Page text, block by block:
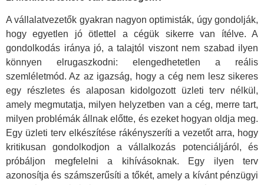
A vállalatvezetők gyakran nagyon optimisták, úgy gondolják,
hogy egyetlen jó ötlettel a cégük sikerre van ítélve. A
gondolkodás iránya jó, a talajtól viszont nem szabad ilyen
könnyen elrugaszkodni: elengedhetetlen a reális
szemléletmód. Az az igazság, hogy a cég nem lesz sikeres
egy részletes és alaposan kidolgozott üzleti terv nélkül,
amely megmutatja, milyen helyzetben van a cég, merre tart,
milyen problémák állnak előtte, és ezeket hogyan oldja meg.
Egy üzleti terv elkészítése rákényszeríti a vezetőt arra, hogy
kritikusan gondolkodjon a vállalkozás potenciáljáról, és
próbáljon megfelelni a kihívásoknak. Egy ilyen terv
azonosítja és számszerűsíti a tőkét, amely a kívánt pénzügyi